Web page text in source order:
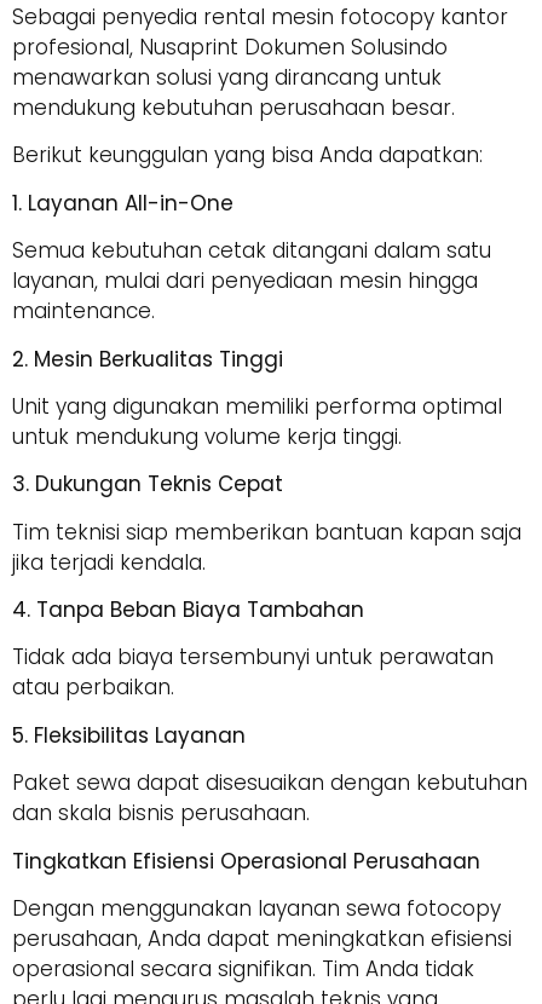
Sebagai penyedia rental mesin fotocopy kantor
profesional, Nusaprint Dokumen Solusindo
menawarkan solusi yang dirancang untuk
mendukung kebutuhan perusahaan besar.
Berikut keunggulan yang bisa Anda dapatkan:
1. Layanan All-in-One
Semua kebutuhan cetak ditangani dalam satu
layanan, mulai dari penyediaan mesin hingga
maintenance.
2. Mesin Berkualitas Tinggi
Unit yang digunakan memiliki performa optimal
untuk mendukung volume kerja tinggi.
3. Dukungan Teknis Cepat
Tim teknisi siap memberikan bantuan kapan saja
jika terjadi kendala.
4. Tanpa Beban Biaya Tambahan
Tidak ada biaya tersembunyi untuk perawatan
atau perbaikan.
5. Fleksibilitas Layanan
Paket sewa dapat disesuaikan dengan kebutuhan
dan skala bisnis perusahaan.
Tingkatkan Efisiensi Operasional Perusahaan
Dengan menggunakan layanan sewa fotocopy
perusahaan, Anda dapat meningkatkan efisiensi
operasional secara signifikan. Tim Anda tidak